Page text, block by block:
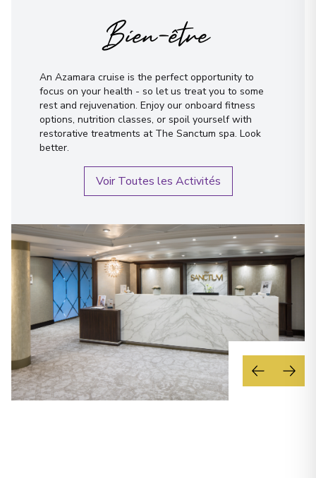
Bien-être
An Azamara cruise is the perfect opportunity to
focus on your health - so let us treat you to some
rest and rejuvenation. Enjoy our onboard fitness
options, nutrition classes, or spoil yourself with
restorative treatments at The Sanctum spa. Look
better.
Voir Toutes les Activités